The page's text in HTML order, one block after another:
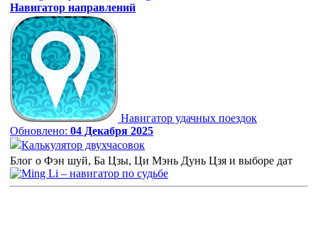
Навигатор направлений
Навигатор удачных поездок
Обновлено: 04 Декабря 2025
Калькулятор двухчасовок
Блог о Фэн шуй, Ба Цзы, Ци Мэнь Дунь Цзя и выборе дат